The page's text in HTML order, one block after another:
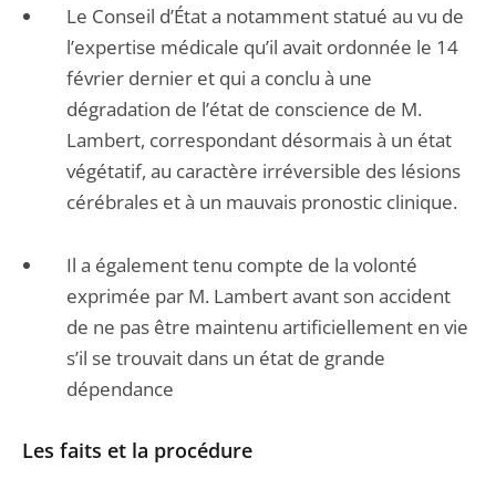
Le Conseil d’État a notamment statué au vu de
l’expertise médicale qu’il avait ordonnée le 14
février dernier et qui a conclu à une
dégradation de l’état de conscience de M.
Lambert, correspondant désormais à un état
végétatif, au caractère irréversible des lésions
cérébrales et à un mauvais pronostic clinique.
Il a également tenu compte de la volonté
exprimée par M. Lambert avant son accident
de ne pas être maintenu artificiellement en vie
s’il se trouvait dans un état de grande
dépendance
Les faits et la procédure